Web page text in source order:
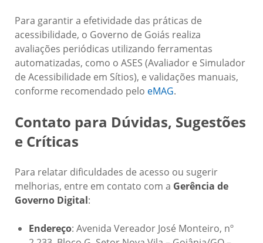
Para garantir a efetividade das práticas de
acessibilidade, o Governo de Goiás realiza
avaliações periódicas utilizando ferramentas
automatizadas, como o ASES (Avaliador e Simulador
de Acessibilidade em Sítios), e validações manuais,
conforme recomendado pelo eMAG.
Contato para Dúvidas, Sugestões
e Críticas
Para relatar dificuldades de acesso ou sugerir
melhorias, entre em contato com a Gerência de
Governo Digital:
Endereço: Avenida Vereador José Monteiro, nº